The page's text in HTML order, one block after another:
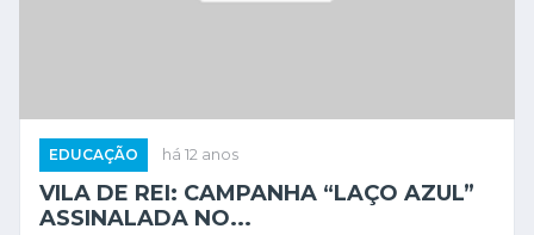
EDUCAÇÃO há 12 anos
VILA DE REI: CAMPANHA “LAÇO AZUL”
ASSINALADA NO...